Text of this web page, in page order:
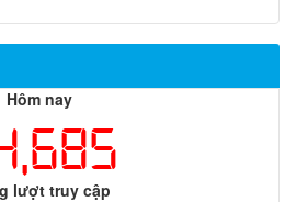
Hôm nay
lượt truy cập